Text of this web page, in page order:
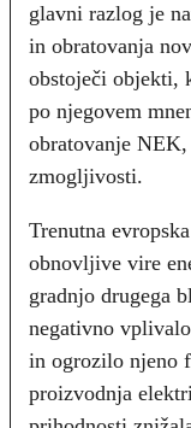
glavni razlog je
in obratovanja
obstoječi objekti,
po njegovem
obratovanje
zmogljivosti.
Trenutna
obnovljive vire
gradnjo drugega
negativno
in ogrozilo njeno
proizvodnja